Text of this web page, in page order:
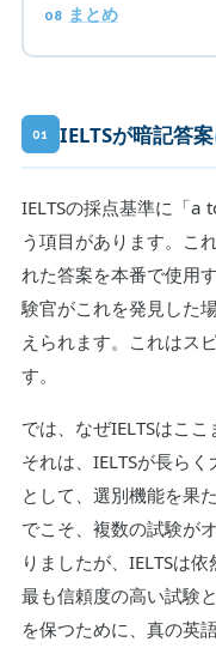
まとめ
01 IELTSが暗記答
IELTSの採点基準に「
う項目があります。こ
れた答案を本番で使用
験官がこれを発見した
えられます。これはス
す。
では、なぜIELTSはこ
それは、IELTSが長ら
として、選別機能を果
でこそ、複数の試験が
りましたが、IELTSは
最も信頼度の高い試験
を保つために、真の英